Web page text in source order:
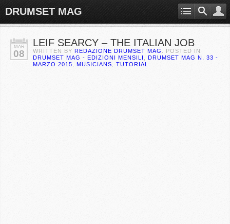
DRUMSET MAG
MAR
08
LEIF SEARCY – THE ITALIAN JOB
WRITTEN BY REDAZIONE DRUMSET MAG
. POSTED IN
DRUMSET MAG - EDIZIONI MENSILI
DRUMSET MAG N. 33 -
MARZO 2015
MUSICIANS TUTORIAL